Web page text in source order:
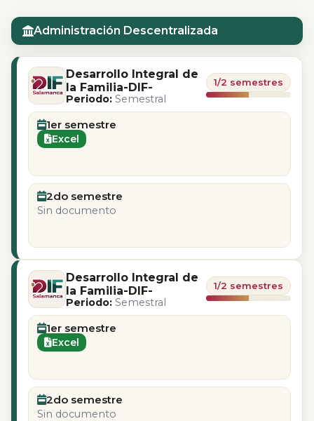
Administración Descentralizada
Desarrollo Integral de
la Familia-DIF-
Periodo: Semestral
1/2 semestres
1er semestre
Excel
2do semestre
Sin documento
Desarrollo Integral de
la Familia-DIF-
Periodo: Semestral
1/2 semestres
1er semestre
Excel
2do semestre
Sin documento